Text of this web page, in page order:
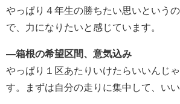
やっぱり４年生の勝ちたい思いという
で、力になりたいと感じています。
―箱根の希望区間、意気込み
やっぱり１区あたりいけたらいいんじ
す。まずは自分の走りに集中して、いい